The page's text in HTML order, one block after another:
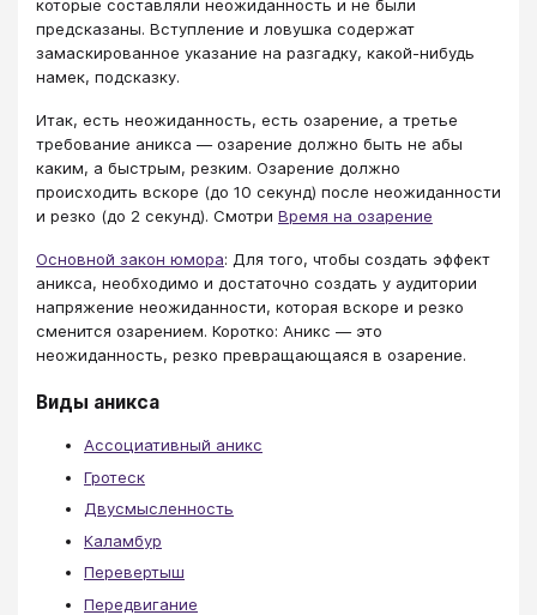
которые составляли неожиданность и не были
предсказаны. Вступление и ловушка содержат
замаскированное указание на разгадку, какой-нибудь
намек, подсказку.
Итак, есть неожиданность, есть озарение, а третье
требование аникса — озарение должно быть не абы
каким, а быстрым, резким. Озарение должно
происходить вскоре (до 10 секунд) после неожиданности
и резко (до 2 секунд). Смотри Время на озарение
Основной закон юмора: Для того, чтобы создать эффект
аникса, необходимо и достаточно создать у аудитории
напряжение неожиданности, которая вскоре и резко
сменится озарением. Коротко: Аникс — это
неожиданность, резко превращающаяся в озарение.
Виды аникса
Ассоциативный аникс
Гротеск
Двусмысленность
Каламбур
Перевертыш
Передвигание